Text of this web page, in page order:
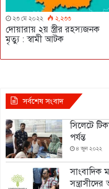
২৩ মে ২০২২ ২,২৩৩
দোয়ারায় ২য় স্ত্রীর রহস্যজনক
মৃত্যু : স্বামী আটক
সর্বশেষ সংবাদ
সিলেটে
পর্যন্ত
৪ জুন ২০২২
সাংবাদিক